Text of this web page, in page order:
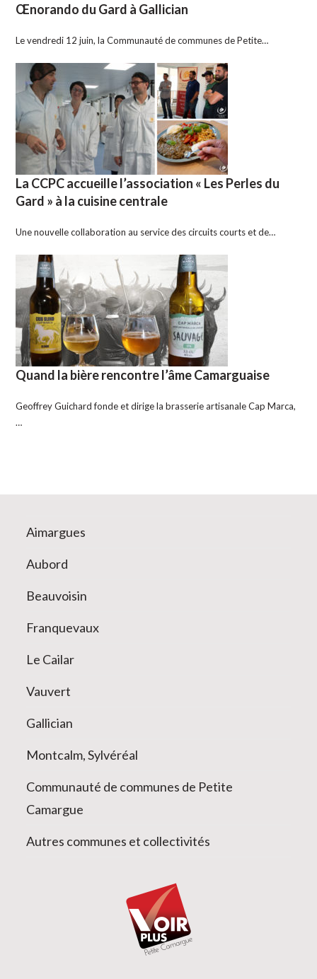
Œnorando du Gard à Gallician
Le vendredi 12 juin, la Communauté de communes de Petite…
La CCPC accueille l’association « Les Perles du
Gard » à la cuisine centrale
Une nouvelle collaboration au service des circuits courts et de…
Quand la bière rencontre l’âme Camarguaise
Geoffrey Guichard fonde et dirige la brasserie artisanale Cap Marca,
…
Aimargues
Aubord
Beauvoisin
Franquevaux
Le Cailar
Vauvert
Gallician
Montcalm, Sylvéréal
Communauté de communes de Petite
Camargue
Autres communes et collectivités